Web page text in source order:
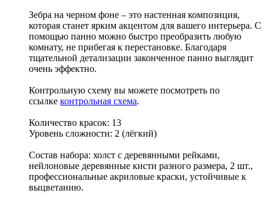
Зебра на черном фоне – это настенная композиция,
которая станет ярким акцентом для вашего интерьера. С
помощью панно можно быстро преобразить любую
комнату, не прибегая к перестановке. Благодаря
тщательной детализации законченное панно выглядит
очень эффектно.
Контрольную схему вы можете посмотреть по
ссылке контрольная схема.
Количество красок: 13
Уровень сложности: 2 (лёгкий)
Состав набора: холст с деревянными рейками,
нейлоновые деревянные кисти разного размера, 2 шт.,
профессиональные акриловые краски, устойчивые к
выцветанию.